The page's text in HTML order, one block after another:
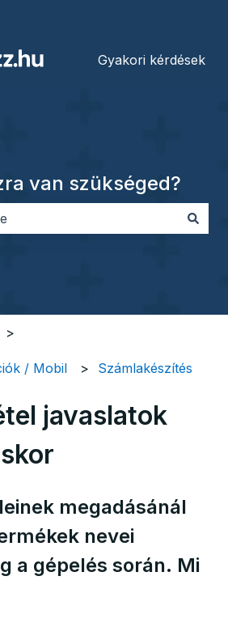
fordításokhoz
Gyakori kérdések
van szükséged?
/ Mobil Számlakészítés
javaslatok
megadásánál
nevei
a gépelés során. Mi